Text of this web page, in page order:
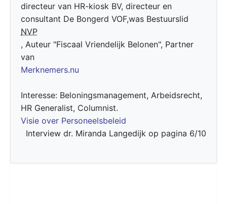
directeur van HR-kiosk BV, directeur en
consultant De Bongerd VOF,was Bestuurslid
NVP
, Auteur "Fiscaal Vriendelijk Belonen", Partner
van
Merknemers.nu
Interesse: Beloningsmanagement, Arbeidsrecht,
HR Generalist, Columnist.
Visie over Personeelsbeleid
Interview dr. Miranda Langedijk op pagina 6/10